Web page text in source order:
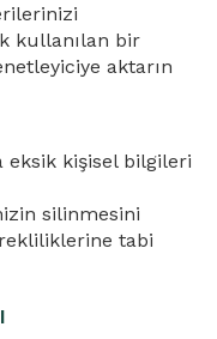
kullanılan bir
aktarın
eksik kişisel bilgileri
silinmesini
tabi